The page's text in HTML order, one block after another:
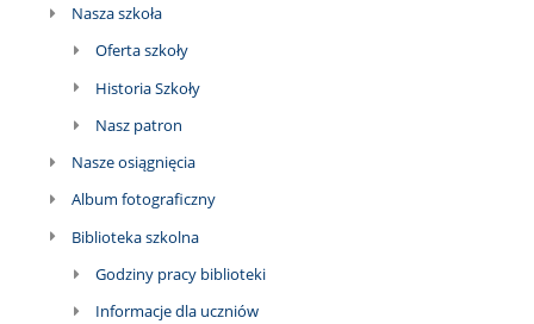
Nasza szkoła
Oferta szkoły
Historia Szkoły
Nasz patron
Nasze osiągnięcia
Album fotograficzny
Biblioteka szkolna
Godziny pracy biblioteki
Informacje dla uczniów